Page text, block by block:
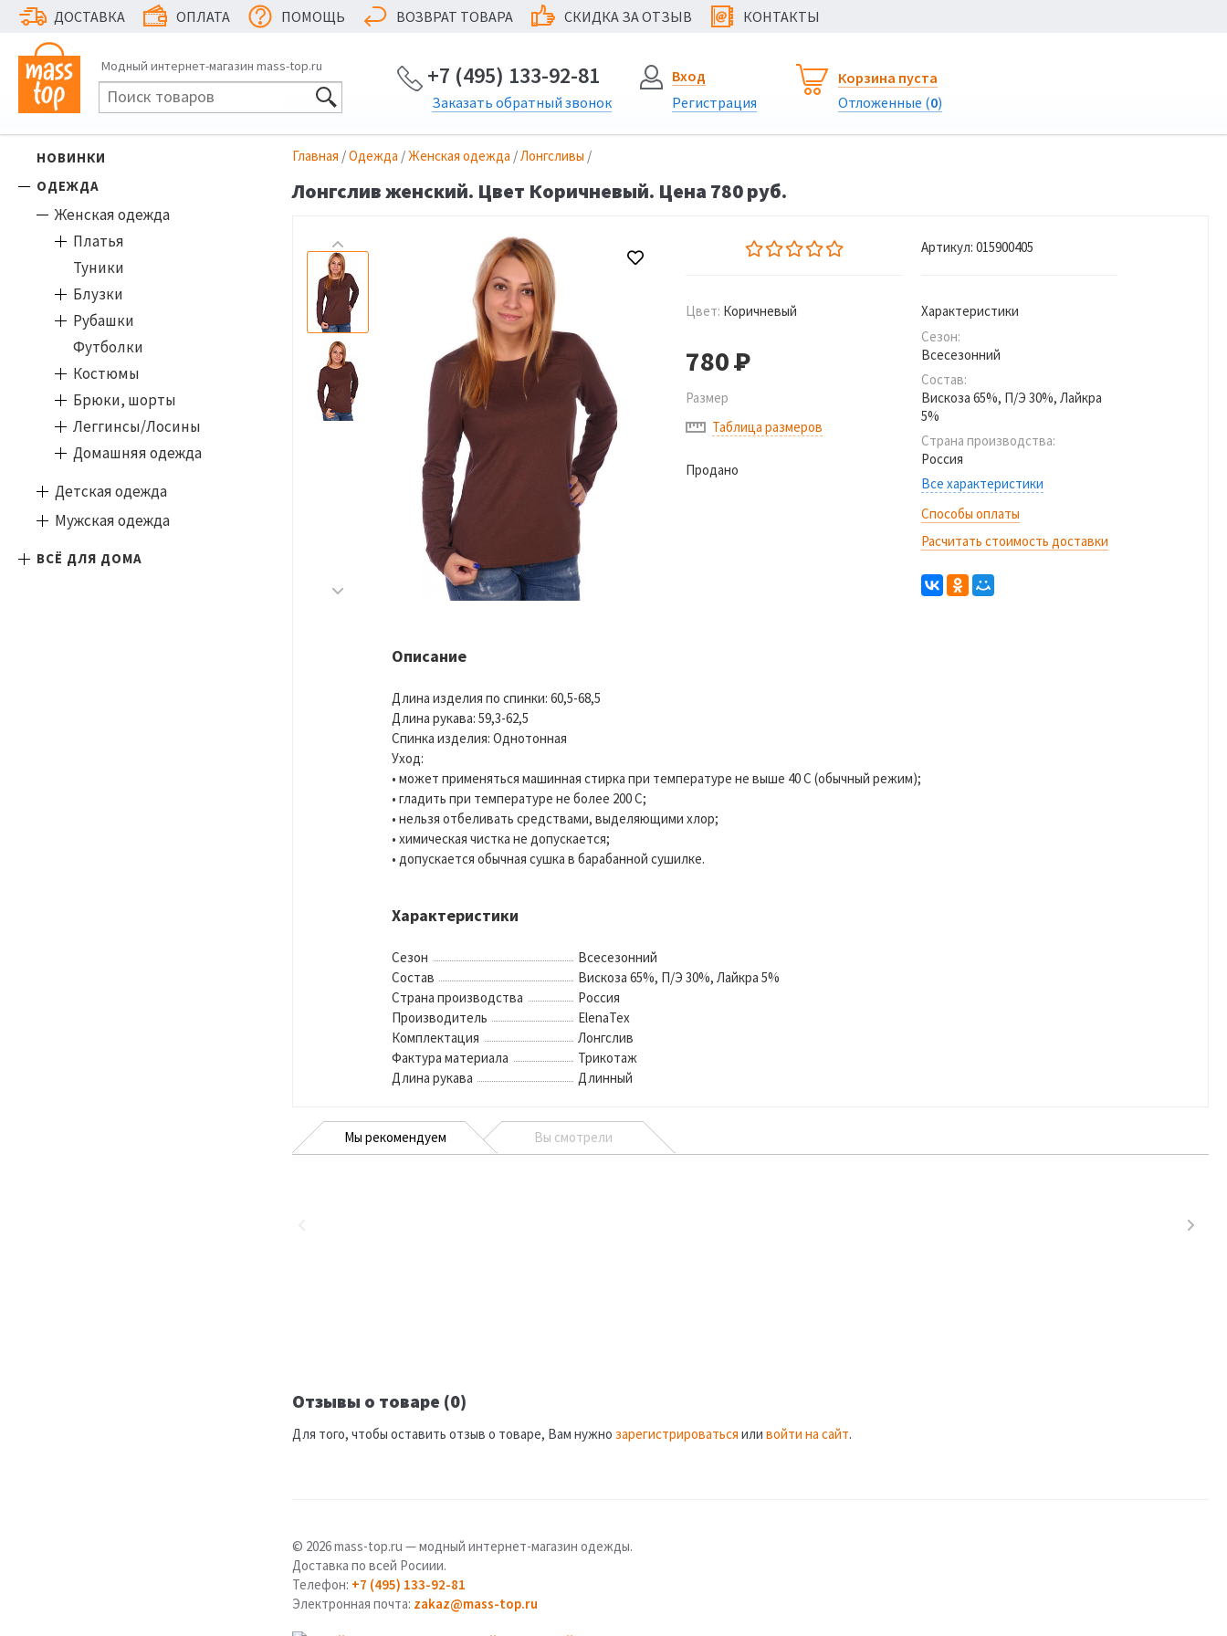
ДОСТАВКА ОПЛАТА ПОМОЩЬ ВОЗВРАТ ТОВАРА СКИДКА ЗА ОТЗЫВ @ КОНТАКТЫ
Модный интернет-магазин mass-top.ru +7 (495) 133-92-81
Заказать обратный звонок
Вход
Регистрация
Корзина пуста
Отложенные (0)
НОВИНКИ
ОДЕЖДА
Женская одежда
Платья
Туники
Блузки
Рубашки
Футболки
Костюмы
Брюки, шорты
Леггинсы/Лосины
Домашняя одежда
Детская одежда
Мужская одежда
ВСЁ ДЛЯ ДОМА
Главная /Одежда /Женская одежда /Лонгсливы /
Лонгслив женский. Цвет Коричневый. Цена 780 руб.
Цвет: Коричневый
780Р
Размер
Таблица размеров
Продано
Артикул: 015900405
Характеристики
Сезон:
Всесезонний
Состав:
Вискоза 65%, П/Э 30%, Лайкра
5%
Страна производства:
Россия
Все характеристики
Способы оплаты
Расчитать стоимость доставки
Описание
Длина изделия по спинки: 60,5-68,5
Длина рукава: 59,3-62,5
Спинка изделия: Однотонная
Уход:
• может применяться машинная стирка при температуре не выше 40 С (обычный режим);
• гладить при температуре не более 200 С;
• нельзя отбеливать средствами, выделяющими хлор;
• химическая чистка не допускается;
• допускается обычная сушка в барабанной сушилке.
Характеристики
Сезон
Всесезонний
Состав
Вискоза 65%, П/Э 30%, Лайкра 5%
Страна производства
Россия
Производитель
ElenaTex
Комплектация
Лонгслив
Фактура материала
Трикотаж
Длина рукава
Длинный
Мы рекомендуем Вы смотрели
Отзывы о товаре (0)
Для того, чтобы оставить отзыв о товаре, Вам нужно зарегистрироваться или войти на сайт.
© 2026 mass-top.ru — модный интернет-магазин одежды.
Доставка по всей Росиии.
Телефон: +7 (495) 133-92-81
Электронная почта: zakaz@mass-top.ru